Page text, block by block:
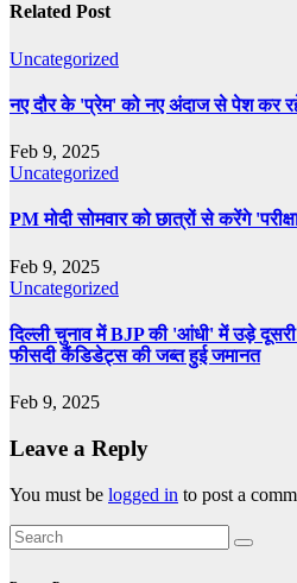
Related Post
Uncategorized
नए दौर के 'प्रेम' को नए अंदाज से पेश कर
Feb 9, 2025
Uncategorized
PM मोदी सोमवार को छात्रों से करेंगे 'परीक्षा
Feb 9, 2025
Uncategorized
दिल्ली चुनाव में BJP की 'आंधी' में उड़े दूसरी
फीसदी कैंडिडेट्स की जब्त हुई जमानत
Feb 9, 2025
Leave a Reply
You must be logged in to post a